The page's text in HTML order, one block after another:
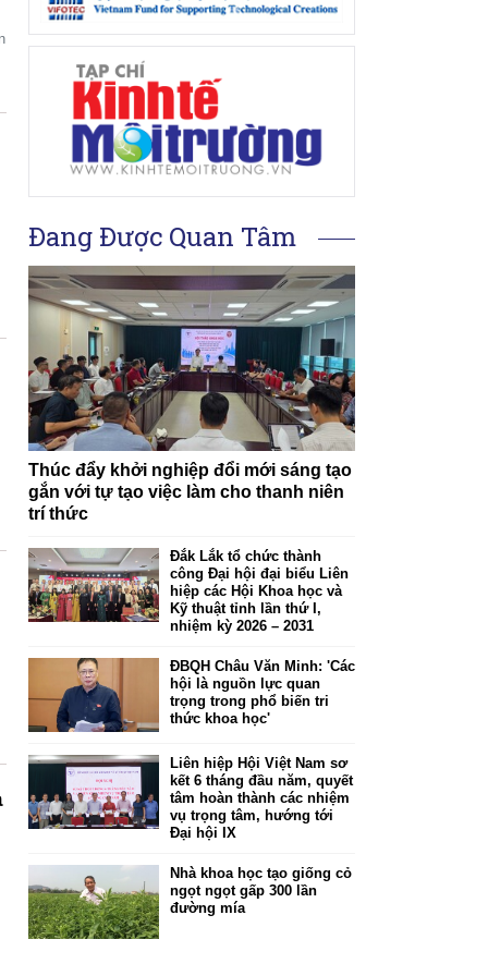
Đang Được Quan Tâm
Thúc đẩy khởi nghiệp đổi mới sáng tạo
gắn với tự tạo việc làm cho thanh niên
trí thức
Đắk Lắk tổ chức thành
công Đại hội đại biểu Liên
hiệp các Hội Khoa học và
Kỹ thuật tỉnh lần thứ I,
nhiệm kỳ 2026 – 2031
ĐBQH Châu Văn Minh: 'Các
hội là nguồn lực quan
trọng trong phổ biến tri
thức khoa học'
Liên hiệp Hội Việt Nam sơ
kết 6 tháng đầu năm, quyết
tâm hoàn thành các nhiệm
vụ trọng tâm, hướng tới
Đại hội IX
Nhà khoa học tạo giống cỏ
ngọt ngọt gấp 300 lần
đường mía